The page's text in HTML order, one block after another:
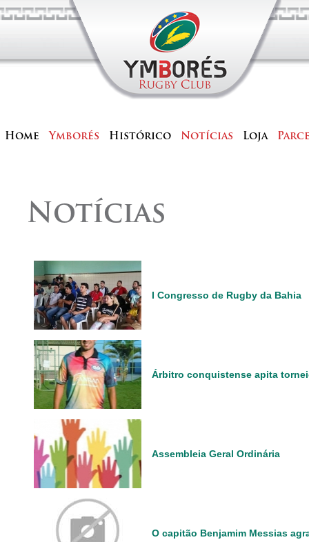
Home Ymborés Histórico Notícias Loja
Notícias
I Congresso de Rugby da Bahia
Árbitro conquistense apita
Assembleia Geral Ordinária
O capitão Benjamim Messias